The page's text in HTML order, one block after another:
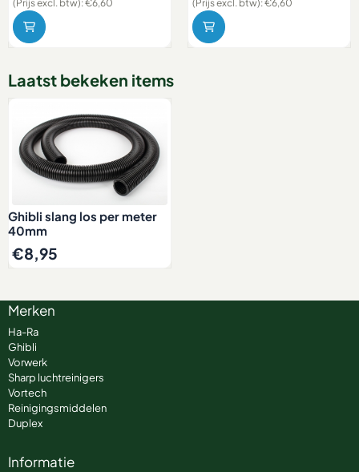
(Prijs excl. btw):€6,60 (Prijs excl. btw):€6,60
Laatst bekeken items
Ghibli slang los per meter
40mm
€8,95
Merken
Ha-Ra
Ghibli
Vorwerk
Sharp luchtreinigers
Vortech
Reinigingsmiddelen
Duplex
Informatie